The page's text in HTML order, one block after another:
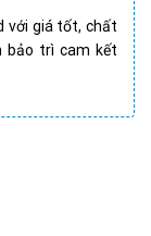
với giá tốt, chất
bảo trì cam kết